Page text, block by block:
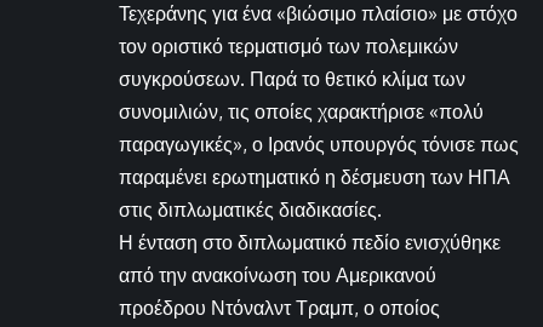
Τεχεράνης για ένα «βιώσιμο πλαίσιο» με στόχο
τον οριστικό τερματισμό των πολεμικών
συγκρούσεων. Παρά το θετικό κλίμα των
συνομιλιών, τις οποίες χαρακτήρισε «πολύ
παραγωγικές», ο Ιρανός υπουργός τόνισε πως
παραμένει ερωτηματικό η δέσμευση των ΗΠΑ
στις διπλωματικές διαδικασίες.
Η ένταση στο διπλωματικό πεδίο ενισχύθηκε
από την ανακοίνωση του Αμερικανού
προέδρου Ντόναλντ Τραμπ, ο οποίος